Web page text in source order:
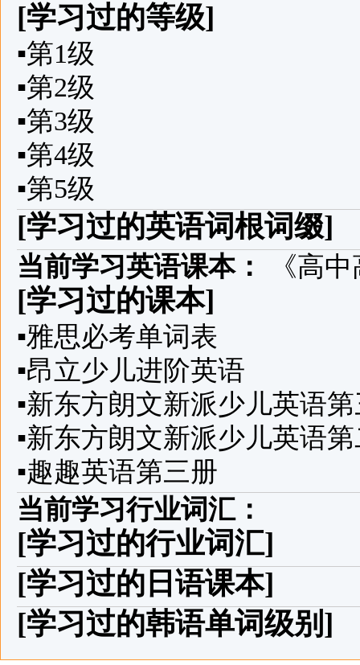
[学习过的等级]
▪第1级
▪第2级
▪第3级
▪第4级
▪第5级
[学习过的英语词根词缀]
当前学习英语课本： 《高
[学习过的课本]
▪雅思必考单词表
▪昂立少儿进阶英语
▪新东方朗文新派少儿英语
▪新东方朗文新派少儿英语
▪趣趣英语第三册
当前学习行业词汇：
[学习过的行业词汇]
[学习过的日语课本]
[学习过的韩语单词级别]